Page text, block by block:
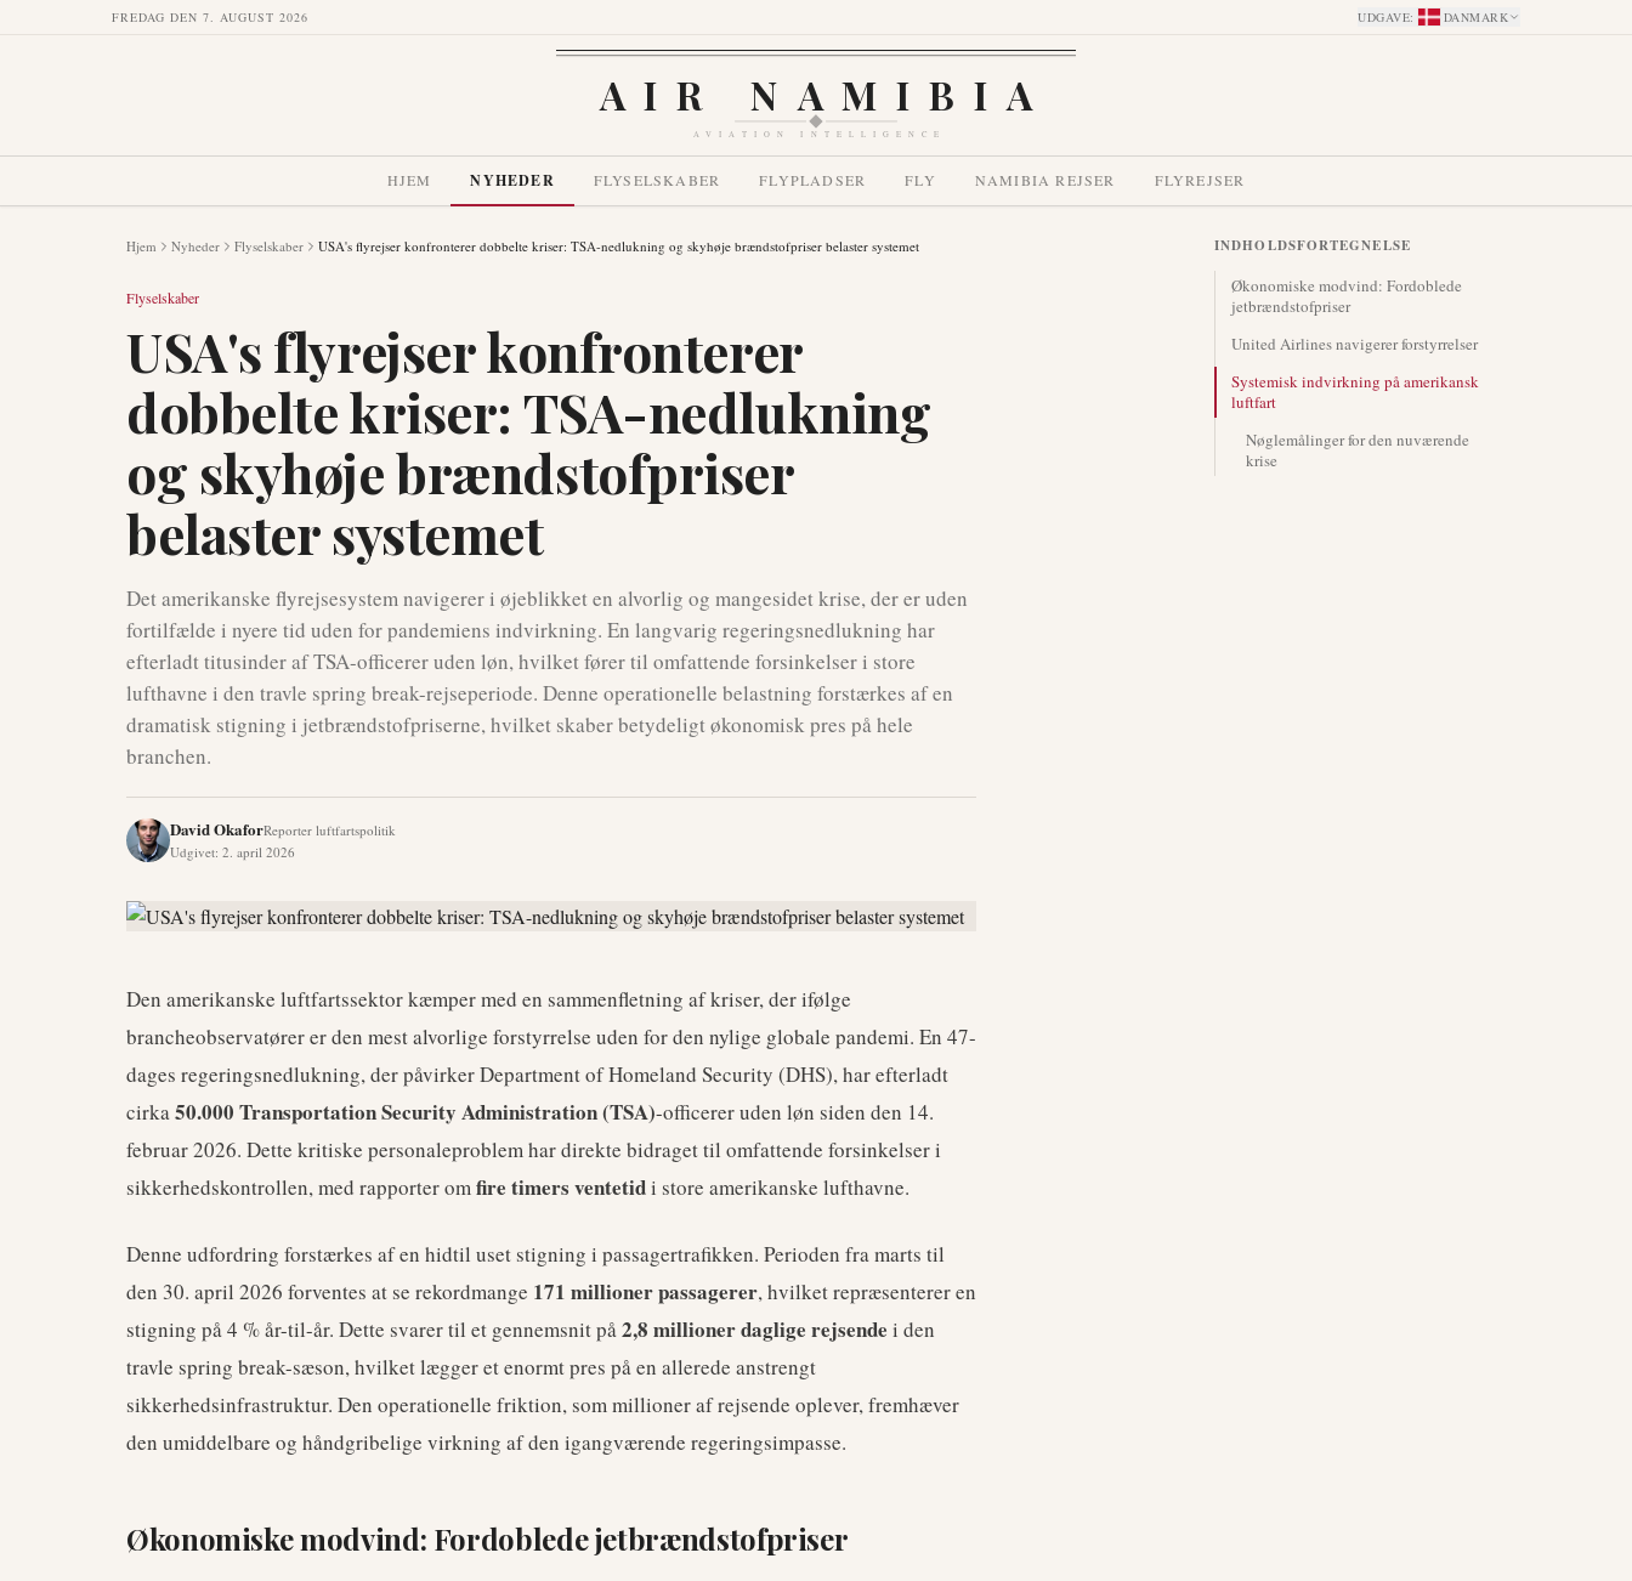
FREDAG DEN 7. AUGUST 2026 UDGAVE: DANMARK
AIR NAMIBIA
AVIATION INTELLIGENCE
HJEM NYHEDER FLYSELSKABER FLYPLADSER FLY NAMIBIA REJSER FLYREJSER
Hjem Nyheder Flyselskaber USA's flyrejser konfronterer dobbelte kriser: TSA-nedlukning og skyhøje brændstofpriser belaster systemet
Flyselskaber
USA's flyrejser konfronterer
dobbelte kriser: TSA-nedlukning
og skyhøje brændstofpriser
belaster systemet
Det amerikanske flyrejsesystem navigerer i øjeblikket en alvorlig og mangesidet krise, der er uden
fortilfælde i nyere tid uden for pandemiens indvirkning. En langvarig regeringsnedlukning har
efterladt titusinder af TSA-officerer uden løn, hvilket fører til omfattende forsinkelser i store
lufthavne i den travle spring break-rejseperiode. Denne operationelle belastning forstærkes af en
dramatisk stigning i jetbrændstofpriserne, hvilket skaber betydeligt økonomisk pres på hele
branchen.
David OkaforReporter luftfartspolitik
Udgivet: 2. april 2026
Den amerikanske luftfartssektor kæmper med en sammenfletning af kriser, der ifølge
brancheobservatører er den mest alvorlige forstyrrelse uden for den nylige globale pandemi. En 47-
dages regeringsnedlukning, der påvirker Department of Homeland Security (DHS), har efterladt
cirka50.000 Transportation Security Administration (TSA)-officerer uden løn siden den 14.
februar 2026. Dette kritiske personaleproblem har direkte bidraget til omfattende forsinkelser i
sikkerhedskontrollen, med rapporter omfire timers ventetidi store amerikanske lufthavne.
Denne udfordring forstærkes af en hidtil uset stigning i passagertrafikken. Perioden fra marts til
den 30. april 2026 forventes at se rekordmange 171 millioner passagerer, hvilket repræsenterer en
stigning på 4 % år-til-år. Dette svarer til et gennemsnit på2,8 millioner daglige rejsende i den
travle spring break-sæson, hvilket lægger et enormt pres på en allerede anstrengt
sikkerhedsinfrastruktur. Den operationelle friktion, som millioner af rejsende oplever, fremhæver
den umiddelbare og håndgribelige virkning af den igangværende regeringsimpasse.
Økonomiske modvind: Fordoblede jetbrændstofpriser
INDHOLDSFORTEGNELSE
Økonomiske modvind: Fordoblede
jetbrændstofpriser
United Airlines navigerer forstyrrelser
Systemisk indvirkning på amerikansk
luftfart
Nøglemålinger for den nuværende
krise